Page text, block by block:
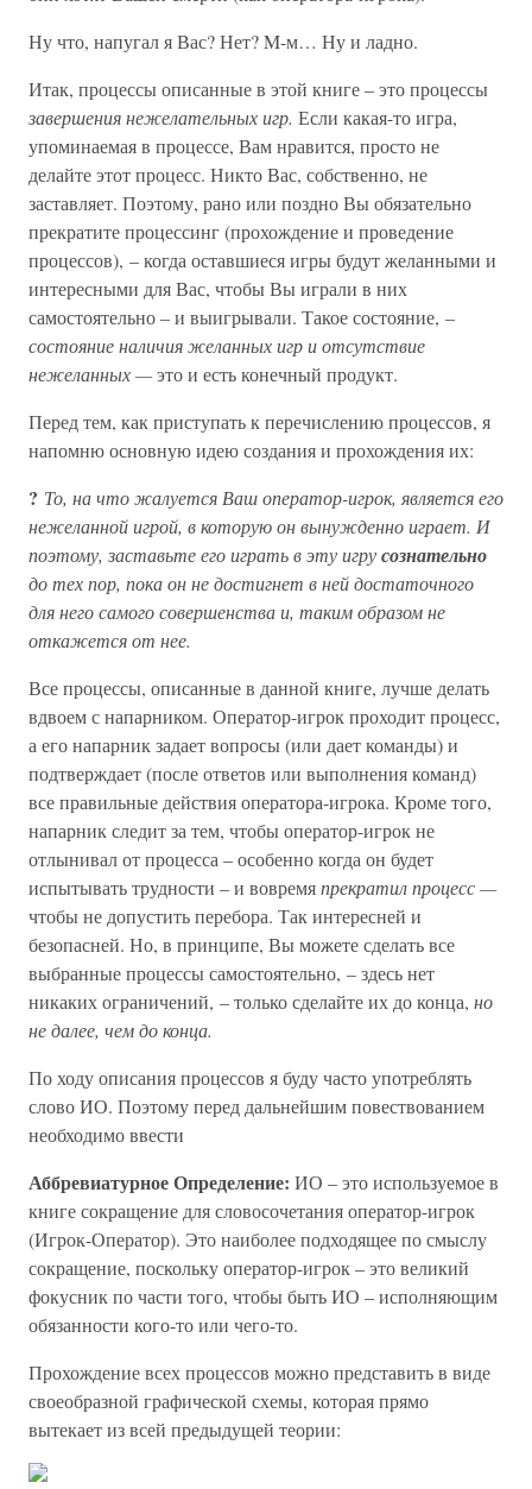
Ну что, напугал я Вас? Нет? M-м… Ну и ладно.
Итак, процессы описанные в этой книге – это процессы
завершения нежелательных игр. Если какая-то игра,
упоминаемая в процессе, Вам нравится, просто не
делайте этот процесс. Никто Вас, собственно, не
заставляет. Поэтому, рано или поздно Вы обязательно
прекратите процессинг (прохождение и проведение
процессов), – когда оставшиеся игры будут желанными и
интересными для Вас, чтобы Вы играли в них
самостоятельно – и выигрывали. Такое состояние, –
состояние наличия желанных игр и отсутствие
нежеланных —это и есть конечный продукт.
Перед тем, как приступать к перечислению процессов, я
напомню основную идею создания и прохождения их:
? То, на что жалуется Ваш оператор-игрок, является его
нежеланной игрой, в которую он вынужденно играет. И
поэтому, заставьте его играть в эту игрусознательно
до тех пор, пока он не достигнет в ней достаточного
для него самого совершенства и, таким образом не
откажется от нее.
Все процессы, описанные в данной книге, лучше делать
вдвоем с напарником. Оператор-игрок проходит процесс,
а его напарник задает вопросы (или дает команды) и
подтверждает (после ответов или выполнения команд)
все правильные действия оператора-игрока. Кроме того,
напарник следит за тем, чтобы оператор-игрок не
отлынивал от процесса – особенно когда он будет
испытывать трудности – и вовремяпрекратил процесс —
чтобы не допустить перебора. Так интересней и
безопасней. Но, в принципе, Вы можете сделать все
выбранные процессы самостоятельно, – здесь нет
никаких ограничений, – только сделайте их до конца, но
не далее, чем до конца.
По ходу описания процессов я буду часто употреблять
слово ИО. Поэтому перед дальнейшим повествованием
необходимо ввести
АббревиатурноеОпределение: ИО – это используемое в
книге сокращение для словосочетания оператор-игрок
(Игрок-Оператор). Это наиболее подходящее по смыслу
сокращение, поскольку оператор-игрок – это великий
фокусник по части того, чтобы быть ИО – исполняющим
обязанности кого-то или чего-то.
Прохождение всех процессов можно представить в виде
своеобразной графической схемы, которая прямо
вытекает из всей предыдущей теории: